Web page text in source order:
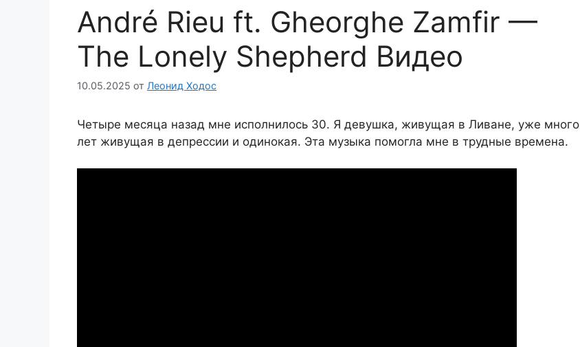
André Rieu ft. Gheorghe Zamfir —
The Lonely Shepherd Видео
10.05.2025 от Леонид Ходос
Четыре месяца назад мне исполнилось 30. Я девушка, живущая в Ливане, уже много
лет живущая в депрессии и одинокая. Эта музыка помогла мне в трудные времена.